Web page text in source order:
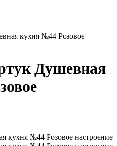
кухня №44 Розовое
Душевная